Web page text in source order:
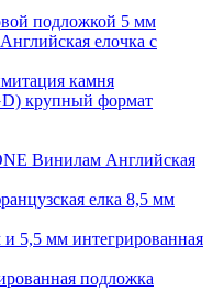
подложкой 5 мм
елочка с
камня
крупный формат
Винилам Английская
елка 8,5 мм
5,5 мм интегрированная
подложка